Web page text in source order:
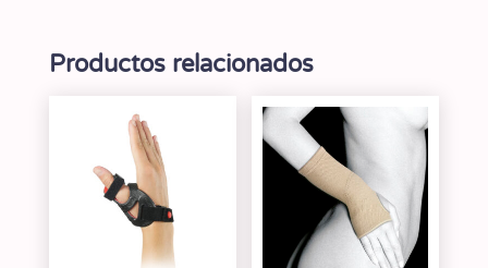
Productos relacionados